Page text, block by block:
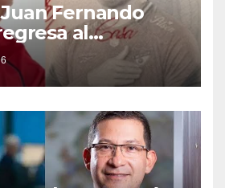
Juan Fernando
al
Medellín para
semestre